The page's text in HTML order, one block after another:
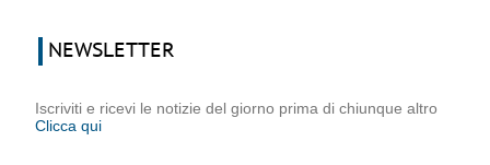
NEWSLETTER
Iscriviti e ricevi le notizie del giorno prima di chiunque altro
Clicca qui